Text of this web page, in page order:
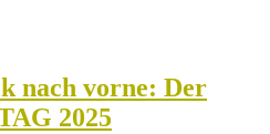
nach vorne: Der
2025